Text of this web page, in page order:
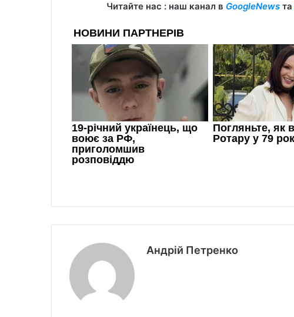
Читайте нас : наш канал в GoogleNewsта
Андрій Петренко